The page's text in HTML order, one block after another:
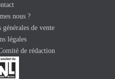
nous ?
de vente
légales
de rédaction